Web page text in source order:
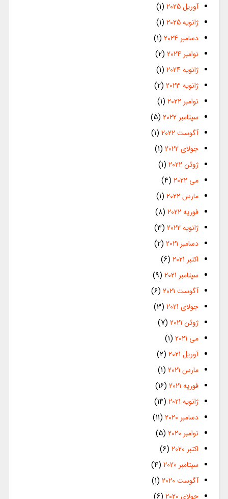
آوریل 2025
(1)
ژانویه 2025
(1)
دسامبر 2024
(1)
نوامبر 2024
(2)
ژانویه 2024
(1)
ژانویه 2023
(2)
نوامبر 2022
(1)
سپتامبر 2022
(5)
آگوست 2022
(1)
جولای 2022
(1)
ژوئن 2022
(1)
می 2022
(4)
مارس 2022
(1)
فوریه 2022
(8)
ژانویه 2022
(3)
دسامبر 2021
(2)
اکتبر 2021
(6)
سپتامبر 2021
(9)
آگوست 2021
(6)
جولای 2021
(3)
ژوئن 2021
(7)
می 2021
(1)
آوریل 2021
(2)
مارس 2021
(1)
فوریه 2021
(16)
ژانویه 2021
(14)
دسامبر 2020
(11)
نوامبر 2020
(5)
اکتبر 2020
(6)
سپتامبر 2020
(4)
آگوست 2020
(1)
جولای 2020
(6)